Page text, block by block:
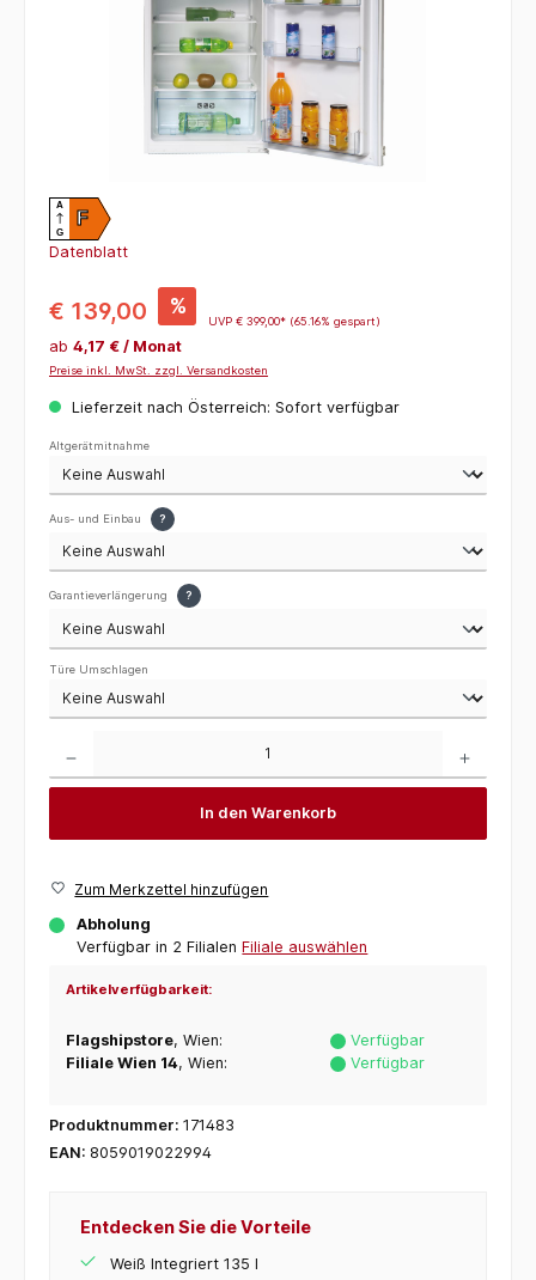
F
A
G
Datenblatt
€ 139,00 %
UVP € 399,00* (65.16% gespart)
ab 4,17 € / Monat
Preise inkl. MwSt. zzgl. Versandkosten
Lieferzeit nach Österreich: Sofort verfügbar
Altgerätmitnahme
Aus- und Einbau ?
Garantieverlängerung ?
Türe Umschlagen
In den Warenkorb
Zum Merkzettel hinzufügen
Abholung
Verfügbar in 2 Filialen Filiale auswählen
Artikelverfügbarkeit:
Flagshipstore, Wien:
Verfügbar
Filiale Wien 14, Wien: Verfügbar
Produktnummer: 171483
EAN: 8059019022994
Entdecken Sie die Vorteile
Weiß Integriert 135 l